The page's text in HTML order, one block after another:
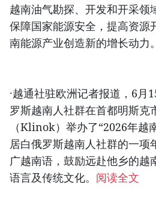
越南油气勘探、开发和开采领
保障国家能源安全，提高资源
南能源产业创造新的增长动力。
·越通社驻欧洲记者报道，6月
罗斯越南人社群在首都明斯克
（Klinok）举办了“2026年越
居白俄罗斯越南人社群的一项
广越南语，鼓励远赴他乡的越
语言及传统文化。 阅读全文